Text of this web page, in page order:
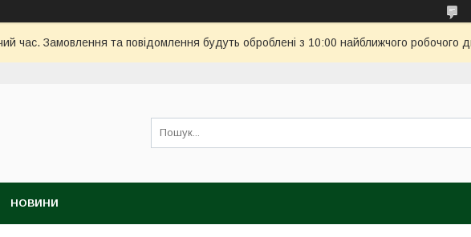
час. Замовлення та повідомлення будуть оброблені з 10:00 найближчого робочого
НОВИНИ